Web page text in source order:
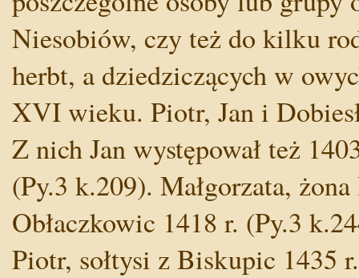
Niesobiów, czy też do kilku
herbt, a dziedziczących w
XVI wieku. Piotr, Jan i
Z nich Jan występował też
(Py.3 k.209). Małgorzata,
Obłaczkowic 1418 r. (Py.3
Piotr, sołtysi z Biskupic 1435